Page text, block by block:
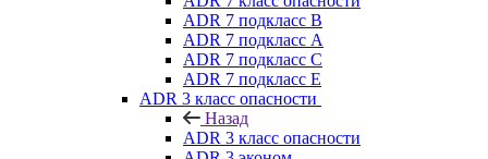
ADR 7 подкласс B
ADR 7 подкласс A
ADR 7 подкласс C
ADR 7 подкласс E
ADR 3 класс опасности
Назад
ADR 3 класс опасности